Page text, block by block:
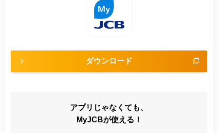
ダウンロード
アプリじゃなくても、
MyJCBが使える！